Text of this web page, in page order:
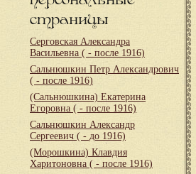
страницы
Серговская Александра
Васильевна ( - после 1916)
Сальнюшкин Петр Александрович
( - после 1916)
(Сальнюшкина) Екатерина
Егоровна ( - после 1916)
Сальнюшкин Александр
Сергеевич ( - до 1916)
(Морошкина) Клавдия
Харитоновна ( - после 1916)